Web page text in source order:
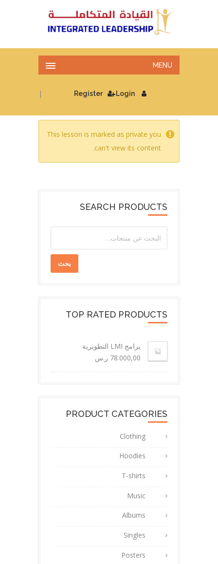
MENU
Login
| Register
This lesson is marked as private you
can't view its content.
SEARCH PRODUCTS
بحث
TOP RATED PRODUCTS
برامج LMI التطويرية
78.000,00 ر.س
PRODUCT CATEGORIES
Clothing
Hoodies
T-shirts
Music
Albums
Singles
Posters